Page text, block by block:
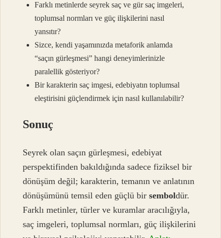
Farklı metinlerde seyrek saç ve gür saç imgeleri,
toplumsal normları ve güç ilişkilerini nasıl
yansıtır?
Sizce, kendi yaşamınızda metaforik anlamda
“saçın gürleşmesi” hangi deneyimlerinizle
paralellik gösteriyor?
Bir karakterin saç imgesi, edebiyatın toplumsal
eleştirisini güçlendirmek için nasıl kullanılabilir?
Sonuç
Seyrek olan saçın gürleşmesi, edebiyat
perspektifinden bakıldığında sadece fiziksel bir
dönüşüm değil; karakterin, temanın ve anlatının
dönüşümünü temsil eden güçlü birsemboldür.
Farklı metinler, türler ve kuramlar aracılığıyla,
saç imgeleri, toplumsal normları, güç ilişkilerini